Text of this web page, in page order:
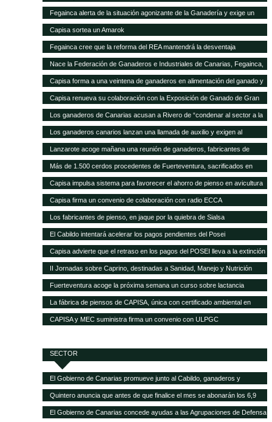
Fegainca alerta de la situación agonizante de la Ganadería y exige un
reparto más justo del Posei
Capisa sortea un Amarok
Fegainca cree que la reforma del REA mantendrá la desventaja
competitiva de la producción ganadera canaria
Nace la Federación de Ganaderos e Industriales de Canarias, Fegainca,
que por vez primera aglutina los intereses del sector en el Archipiélago
Capisa forma a una veintena de ganaderos en alimentación del ganado y
manejo de explotaciones
Capisa renueva su colaboración con la Exposición de Ganado de Gran
Canaria en su edición 2013
Los ganaderos de Canarias acusan a Rivero de “condenar al sector a la
desaparición con su desprecio”
Los ganaderos canarios lanzan una llamada de auxilio y exigen al
Gobierno que abone la ayuda de Estado del Posei
Lanzarote acoge mañana una reunión de ganaderos, fabricantes de
pienso y empresas transformadoras de leche para analizar la crisis del
sector
Más de 1.500 cerdos procedentes de Fuerteventura, sacrificados en
Gran Canaria por la mala gestión del matadero insular
Capisa impulsa sistema para favorecer el ahorro de pienso en avicultura
Capisa firma un convenio de colaboración con radio ECCA
Los fabricantes de pienso, en jaque por la quiebra de Sialsa
El Cabildo intentará acelerar los pagos pendientes del Posei
Capisa advierte que el retraso en los pagos del POSEI lleva a la extinción
al sector ganadero
II Jornadas sobre Caprino, destinadas a Sanidad, Manejo y Nutrición
Fuerteventura acoge la próxima semana un curso sobre lactancia
artificial en el sector caprino
La fábrica de piensos de CAPISA, única con certificado ambiental en
Canarias
CAPISA y MEC suministra firma un convenio con ULPGC
SECTOR
El Gobierno de Canarias promueve junto al Cabildo, ganaderos y
queseros de Tenerife el fomento de la producción local de forrajes
Quintero anuncia que antes de que finalice el mes se abonarán los 6,9
millones del POSEI adicional de la campaña 2015
El Gobierno de Canarias concede ayudas a las Agrupaciones de Defensa